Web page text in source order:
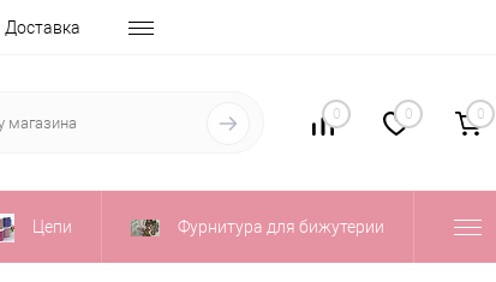
Доставка
0 0 0
Цепи Фурнитура для бижутерии